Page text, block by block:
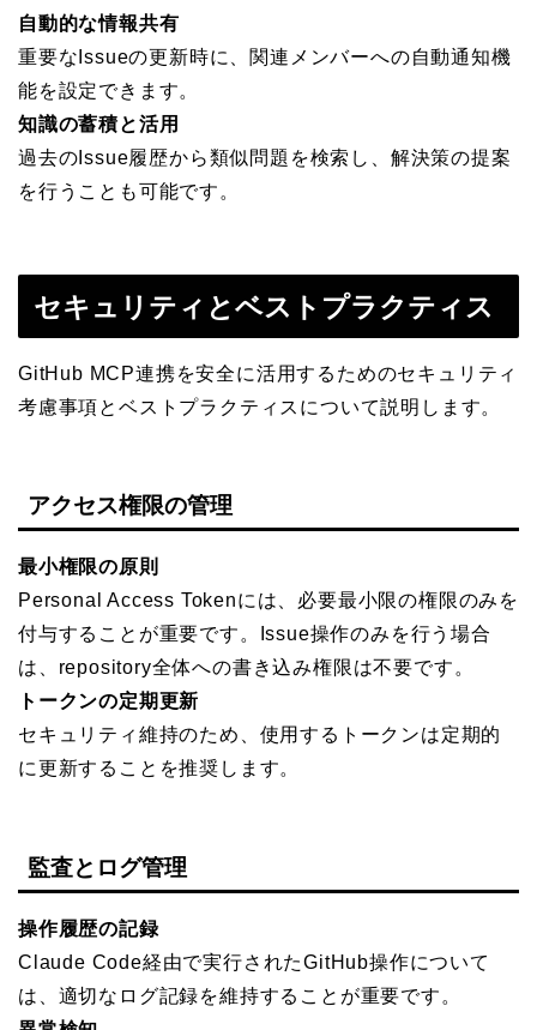
自動的な情報共有
重要なIssueの更新時に、関連メンバーへの自動通知機
能を設定できます。
知識の蓄積と活用
過去のIssue履歴から類似問題を検索し、解決策の提案
を行うことも可能です。
セキュリティとベストプラクティス
GitHub MCP連携を安全に活用するためのセキュリティ
考慮事項とベストプラクティスについて説明します。
アクセス権限の管理
最小権限の原則
Personal Access Tokenには、必要最小限の権限のみを
付与することが重要です。Issue操作のみを行う場合
は、repository全体への書き込み権限は不要です。
トークンの定期更新
セキュリティ維持のため、使用するトークンは定期的
に更新することを推奨します。
監査とログ管理
操作履歴の記録
Claude Code経由で実行されたGitHub操作について
は、適切なログ記録を維持することが重要です。